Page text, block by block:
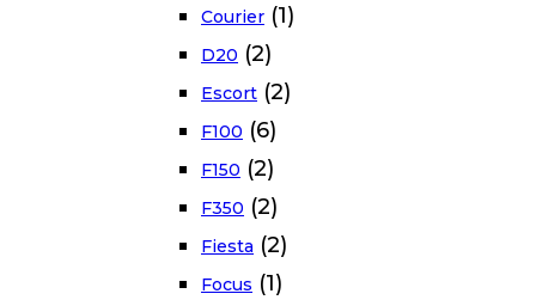
Courier (1)
D20 (2)
Escort (2)
F100 (6)
F150 (2)
F350 (2)
Fiesta (2)
Focus (1)